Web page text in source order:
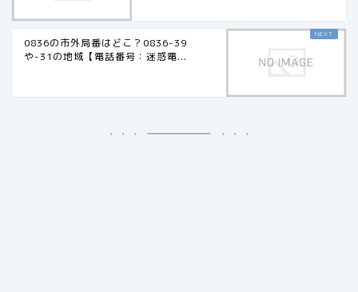
0836の市外局番はどこ？0836-39
や-31の地域【電話番号：迷惑電...